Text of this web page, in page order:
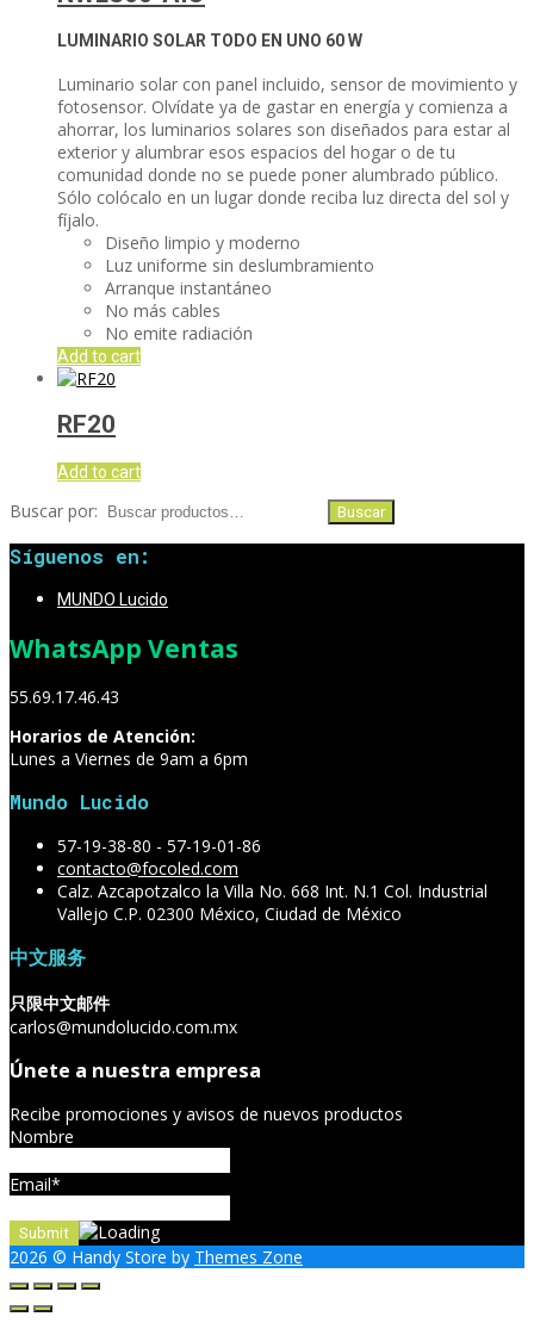
LUMINARIO SOLAR TODO EN UNO 60 W
Luminario solar con panel incluido, sensor de movimiento y
fotosensor. Olvídate ya de gastar en energía y comienza a
ahorrar, los luminarios solares son diseñados para estar al
exterior y alumbrar esos espacios del hogar o de tu
comunidad donde no se puede poner alumbrado público.
Sólo colócalo en un lugar donde reciba luz directa del sol y
fíjalo.
Diseño limpio y moderno
Luz uniforme sin deslumbramiento
Arranque instantáneo
No más cables
No emite radiación
Add to cart
RF20
Add to cart
Buscar por: Buscar
Síguenos en:
MUNDO Lucido
WhatsApp Ventas
55.69.17.46.43
Horarios de Atención:
Lunes a Viernes de 9am a 6pm
Mundo Lucido
57-19-38-80 - 57-19-01-86
contacto@focoled.com
Calz. Azcapotzalco la Villa No. 668 Int. N.1 Col. Industrial
Vallejo C.P. 02300 México, Ciudad de México
中文服务
只限中文邮件
carlos@mundolucido.com.mx
Únete a nuestra empresa
Recibe promociones y avisos de nuevos productos
Nombre
Email*
2026 © Handy Store by Themes Zone